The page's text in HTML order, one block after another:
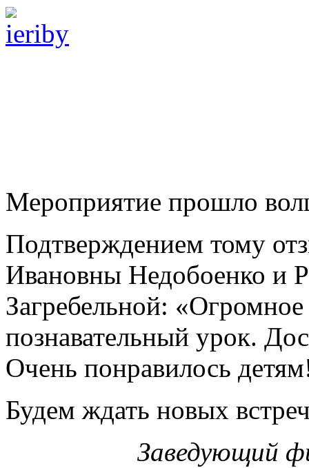
Мероприятие прошло
Подтверждением тому
Ивановны Недобоенко и
Загребельной:
познавательный урок.
Очень понравилось
Будем ждать новых
Заведующий